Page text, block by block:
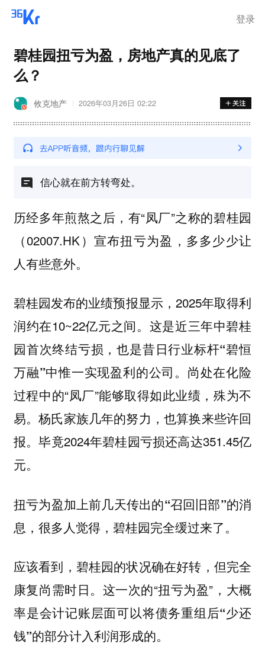
登录
碧桂园扭亏为盈，房地产真的见底了
么？
攸克地产 2026年03月26日 02:22
信心就在前方转弯处。
历经多年煎熬之后，有“凤厂”之称的碧桂园
（02007.HK） 宣布扭亏为盈， 多多少少让
人有些意外。
碧桂园发布的业绩预报显示，2025年取得利
润约在10~22亿元之间。这是近三年中碧桂
园首次终结亏损，也是昔日行业标杆“碧恒
万融”中惟一实现盈利的公司。 尚处在化险
过程中的“凤厂”能够取得如此业绩，殊为不
易。杨氏家族几年的努力，也算换来些许回
报。毕竟2024年碧桂园亏损还高达351.45亿
元。
扭亏为盈加上前几天传出的“召回旧部”的消
息， 很多人觉得，碧桂园完全缓过来了。
应该看到，碧桂园的状况确在好转，但完全
康复尚需时日。这一次的“扭亏为盈”，大概
率是会计记账层面可以将债务重组后“少还
钱”的部分计入利润形成的。